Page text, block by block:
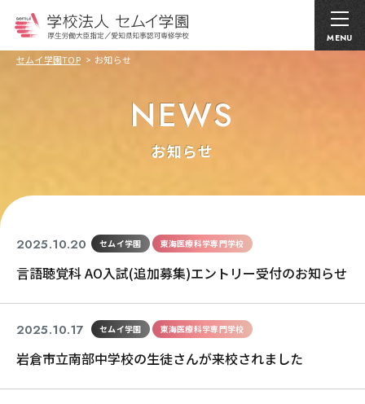
MENU
セムイ学園TOP お知らせ
NEWS
お知らせ
2025.10.20 セムイ学園 東海医療科学専門学校
言語聴覚科 AO入試(追加募集)エントリー受付のお知らせ
2025.10.17 セムイ学園 東海医療科学専門学校
岩倉市立南部中学校の生徒さんが来校されました